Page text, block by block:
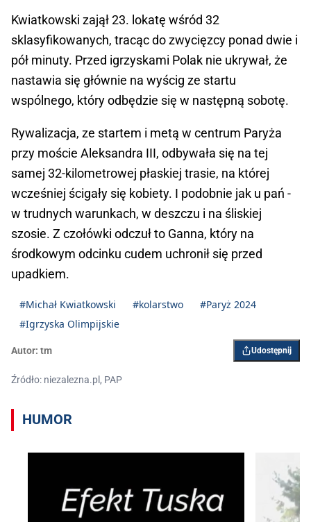
Kwiatkowski zajął 23. lokatę wśród 32
sklasyfikowanych, tracąc do zwycięzcy ponad dwie i
pół minuty. Przed igrzyskami Polak nie ukrywał, że
nastawia się głównie na wyścig ze startu
wspólnego, który odbędzie się w następną sobotę.
Rywalizacja, ze startem i metą w centrum Paryża
przy moście Aleksandra III, odbywała się na tej
samej 32-kilometrowej płaskiej trasie, na której
wcześniej ścigały się kobiety. I podobnie jak u pań -
w trudnych warunkach, w deszczu i na śliskiej
szosie. Z czołówki odczuł to Ganna, który na
środkowym odcinku cudem uchronił się przed
upadkiem.
#Michał Kwiatkowski #kolarstwo
#Paryż 2024
#Igrzyska Olimpijskie
Autor: tm Udostępnij
Źródło: niezalezna.pl, PAP
HUMOR